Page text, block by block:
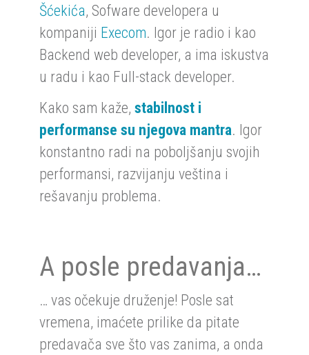
Šćekića, Sofware developera u
kompaniji Execom. Igor je radio i kao
Backend web developer, a ima iskustva
u radu i kao Full-stack developer.
Kako sam kaže, stabilnost i
performanse su njegova mantra. Igor
konstantno radi na poboljšanju svojih
performansi, razvijanju veština i
rešavanju problema.
A posle predavanja…
… vas očekuje druženje! Posle sat
vremena, imaćete prilike da pitate
predavača sve što vas zanima, a onda